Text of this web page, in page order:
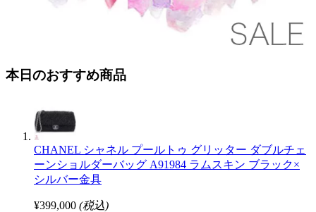
本日のおすすめ商品
CHANEL シャネル プールトゥ グリッター ダブルチェ
ーンショルダーバッグ A91984 ラムスキン ブラック×
シルバー金具
¥399,000 (税込)